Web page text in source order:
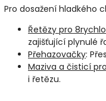
Pro dosažení hladkého
Řetězy pro
zajišťující plynulé
Přehazovačky:
Maziva a čisticí
i řetězu.